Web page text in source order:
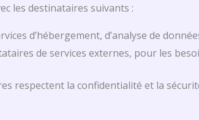
les destinataires suivants :
d’hébergement, d’analyse de
de services externes, pour les
respectent la confidentialité et la